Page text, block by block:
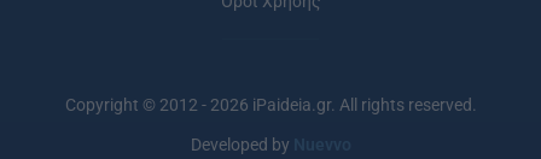
Copyright © 2012 - 2026 iPaideia.gr. All rights reserved.
Developed by